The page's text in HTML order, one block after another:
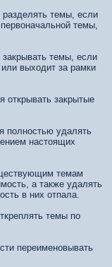
темы, если
темы,
темы, если
выходит за рамки
открывать закрытые
полностью удалять
настоящих
темам
а также удалять
в них отпала.
темы по
переименовывать